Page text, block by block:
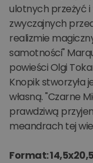
ulotnych przeżyć
zwyczajnych
realizmie
samotności"
powieści Olgi
Knopik stworzyła
własną. "Czarne
prawdziwą
meandrach tej
Format: